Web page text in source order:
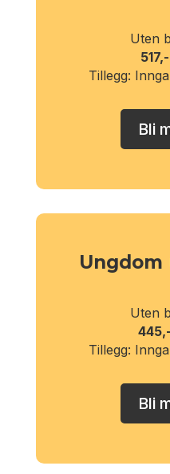
Uten
Tillegg:
Bli
Ungdom
Uten
Tillegg:
Bli